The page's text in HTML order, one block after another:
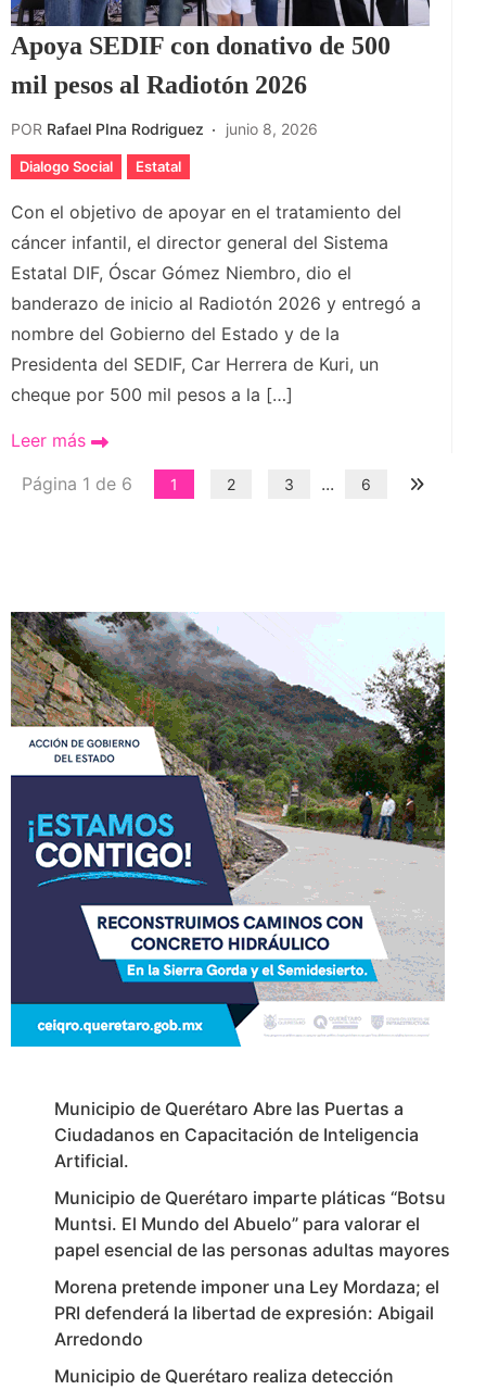
Apoya SEDIF con donativo de 500
mil pesos al Radiotón 2026
POR Rafael PIna Rodriguez junio 8, 2026
Dialogo Social Estatal
Con el objetivo de apoyar en el tratamiento del
cáncer infantil, el director general del Sistema
Estatal DIF, Óscar Gómez Niembro, dio el
banderazo de inicio al Radiotón 2026 y entregó a
nombre del Gobierno del Estado y de la
Presidenta del SEDIF, Car Herrera de Kuri, un
cheque por 500 mil pesos a la […]
Leer más
Página 1 de 6
1 2 3 ... 6
Municipio de Querétaro Abre las Puertas a
Ciudadanos en Capacitación de Inteligencia
Artificial.
Municipio de Querétaro imparte pláticas “Botsu
Muntsi. El Mundo del Abuelo” para valorar el
papel esencial de las personas adultas mayores
Morena pretende imponer una Ley Mordaza; el
PRI defenderá la libertad de expresión: Abigail
Arredondo
Municipio de Querétaro realiza detección